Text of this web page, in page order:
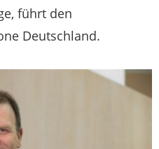
führt den
Deutschland.